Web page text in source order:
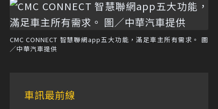
CMC CONNECT 智慧聯網app五大功能，滿足車主所有需求。 圖
／中華汽車提供
車訊最前線